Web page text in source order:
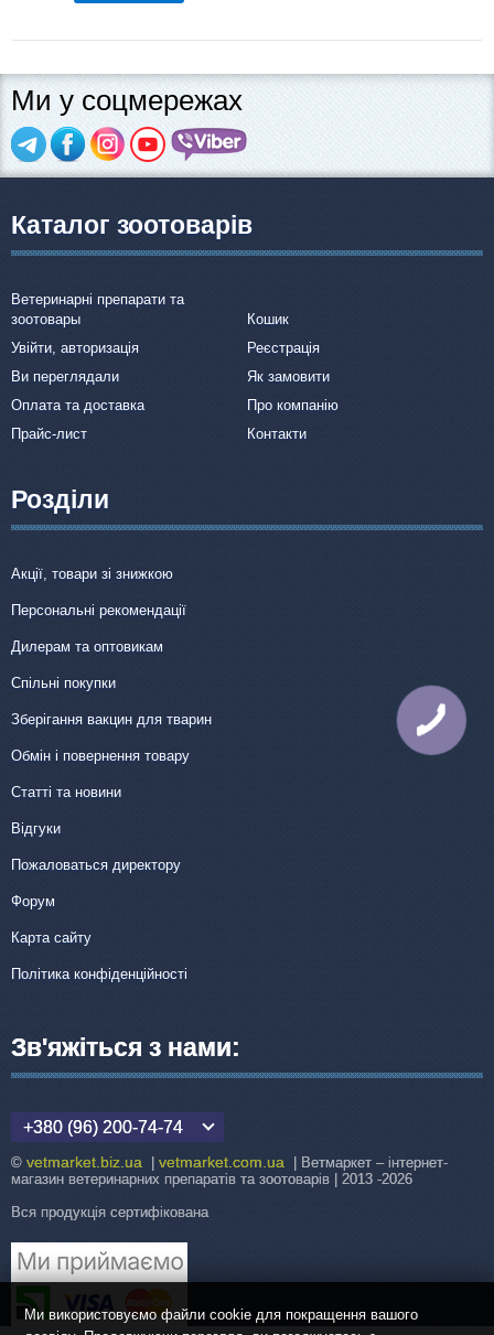
Ми у соцмережах
Каталог зоотоварів
Ветеринарні препарати та
зоотовары
Кошик
Увійти, авторизація
Реєстрація
Ви переглядали
Як замовити
Оплата та доставка
Про компанію
Прайс-лист
Контакти
Розділи
Акції, товари зі знижкою
Персональні рекомендації
Дилерам та оптовикам
Спільні покупки
Зберігання вакцин для тварин
Обмін і повернення товару
Статті та новини
Відгуки
Пожаловаться директору
Форум
Карта сайту
Політика конфіденційності
Зв'яжіться з нами:
+380 (96) 200-74-74
© vetmarket.biz.ua | vetmarket.com.ua | Ветмаркет – інтернет-
магазин ветеринарних препаратів та зоотоварів | 2013 -2026
Вся продукція сертифікована
Ми використовуємо файли cookie для покращення вашого
КНОПКА
ЗВ'ЯЗКУ